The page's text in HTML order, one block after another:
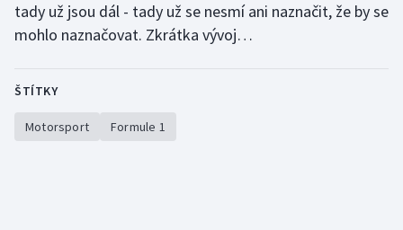
tady už jsou dál - tady už se nesmí ani naznačit, že by se
mohlo naznačovat. Zkrátka vývoj…
ŠTÍTKY
Motorsport Formule 1